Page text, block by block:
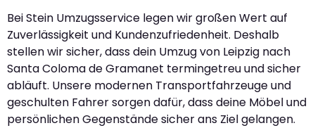
Bei Stein Umzugsservice legen wir großen Wert auf
Zuverlässigkeit und Kundenzufriedenheit. Deshalb
stellen wir sicher, dass dein Umzug von Leipzig nach
Santa Coloma de Gramanet termingetreu und sicher
abläuft. Unsere modernen Transportfahrzeuge und
geschulten Fahrer sorgen dafür, dass deine Möbel und
persönlichen Gegenstände sicher ans Ziel gelangen.